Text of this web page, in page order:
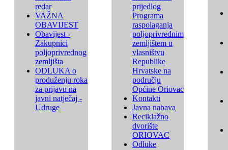
redar
VAŽNA
OBAVIJEST
Obavijest -
Zakupnici
poljoprivrednog
zemljišta
ODLUKA o
produženju roka
za prijavu na
javni natječaj -
Udruge
prijedlog
Programa
raspolaganja
poljoprivrednim
zemljištem u
vlasništvu
Republike
Hrvatske na
području
Općine Oriovac
Kontakti
Javna nabava
Reciklažno
dvorište
ORIOVAC
Odluke